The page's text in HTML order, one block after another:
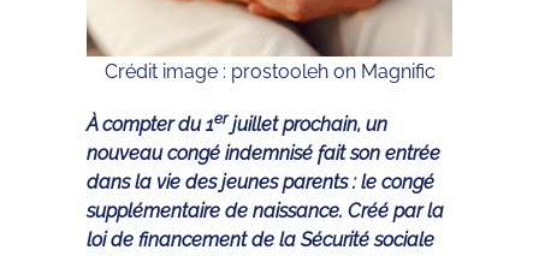
Crédit image : prostooleh on Magnific
À compter du 1erjuillet prochain, un
nouveau congé indemnisé fait son entrée
dans la vie des jeunes parents : le congé
supplémentaire de naissance. Créé par la
loi de financement de la Sécurité sociale